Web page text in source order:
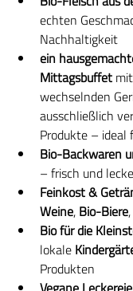
echten
Nachhaltigkeit
ein
Mittagsbuffet
wechselnden
ausschließlich
Produkte – ideal
Bio-Backwaren
– frisch und
Feinkost &
Weine, Bio-Biere,
Bio für die
lokale
Produkten